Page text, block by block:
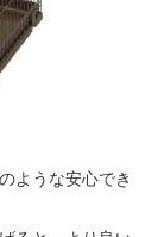
ような安心でき